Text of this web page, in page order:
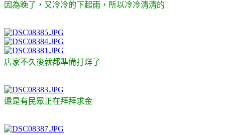
因為晚了，又冷冷的下起雨，所以冷冷清清的
店家不久後就都準備打烊了
還是有民眾正在拜拜求金